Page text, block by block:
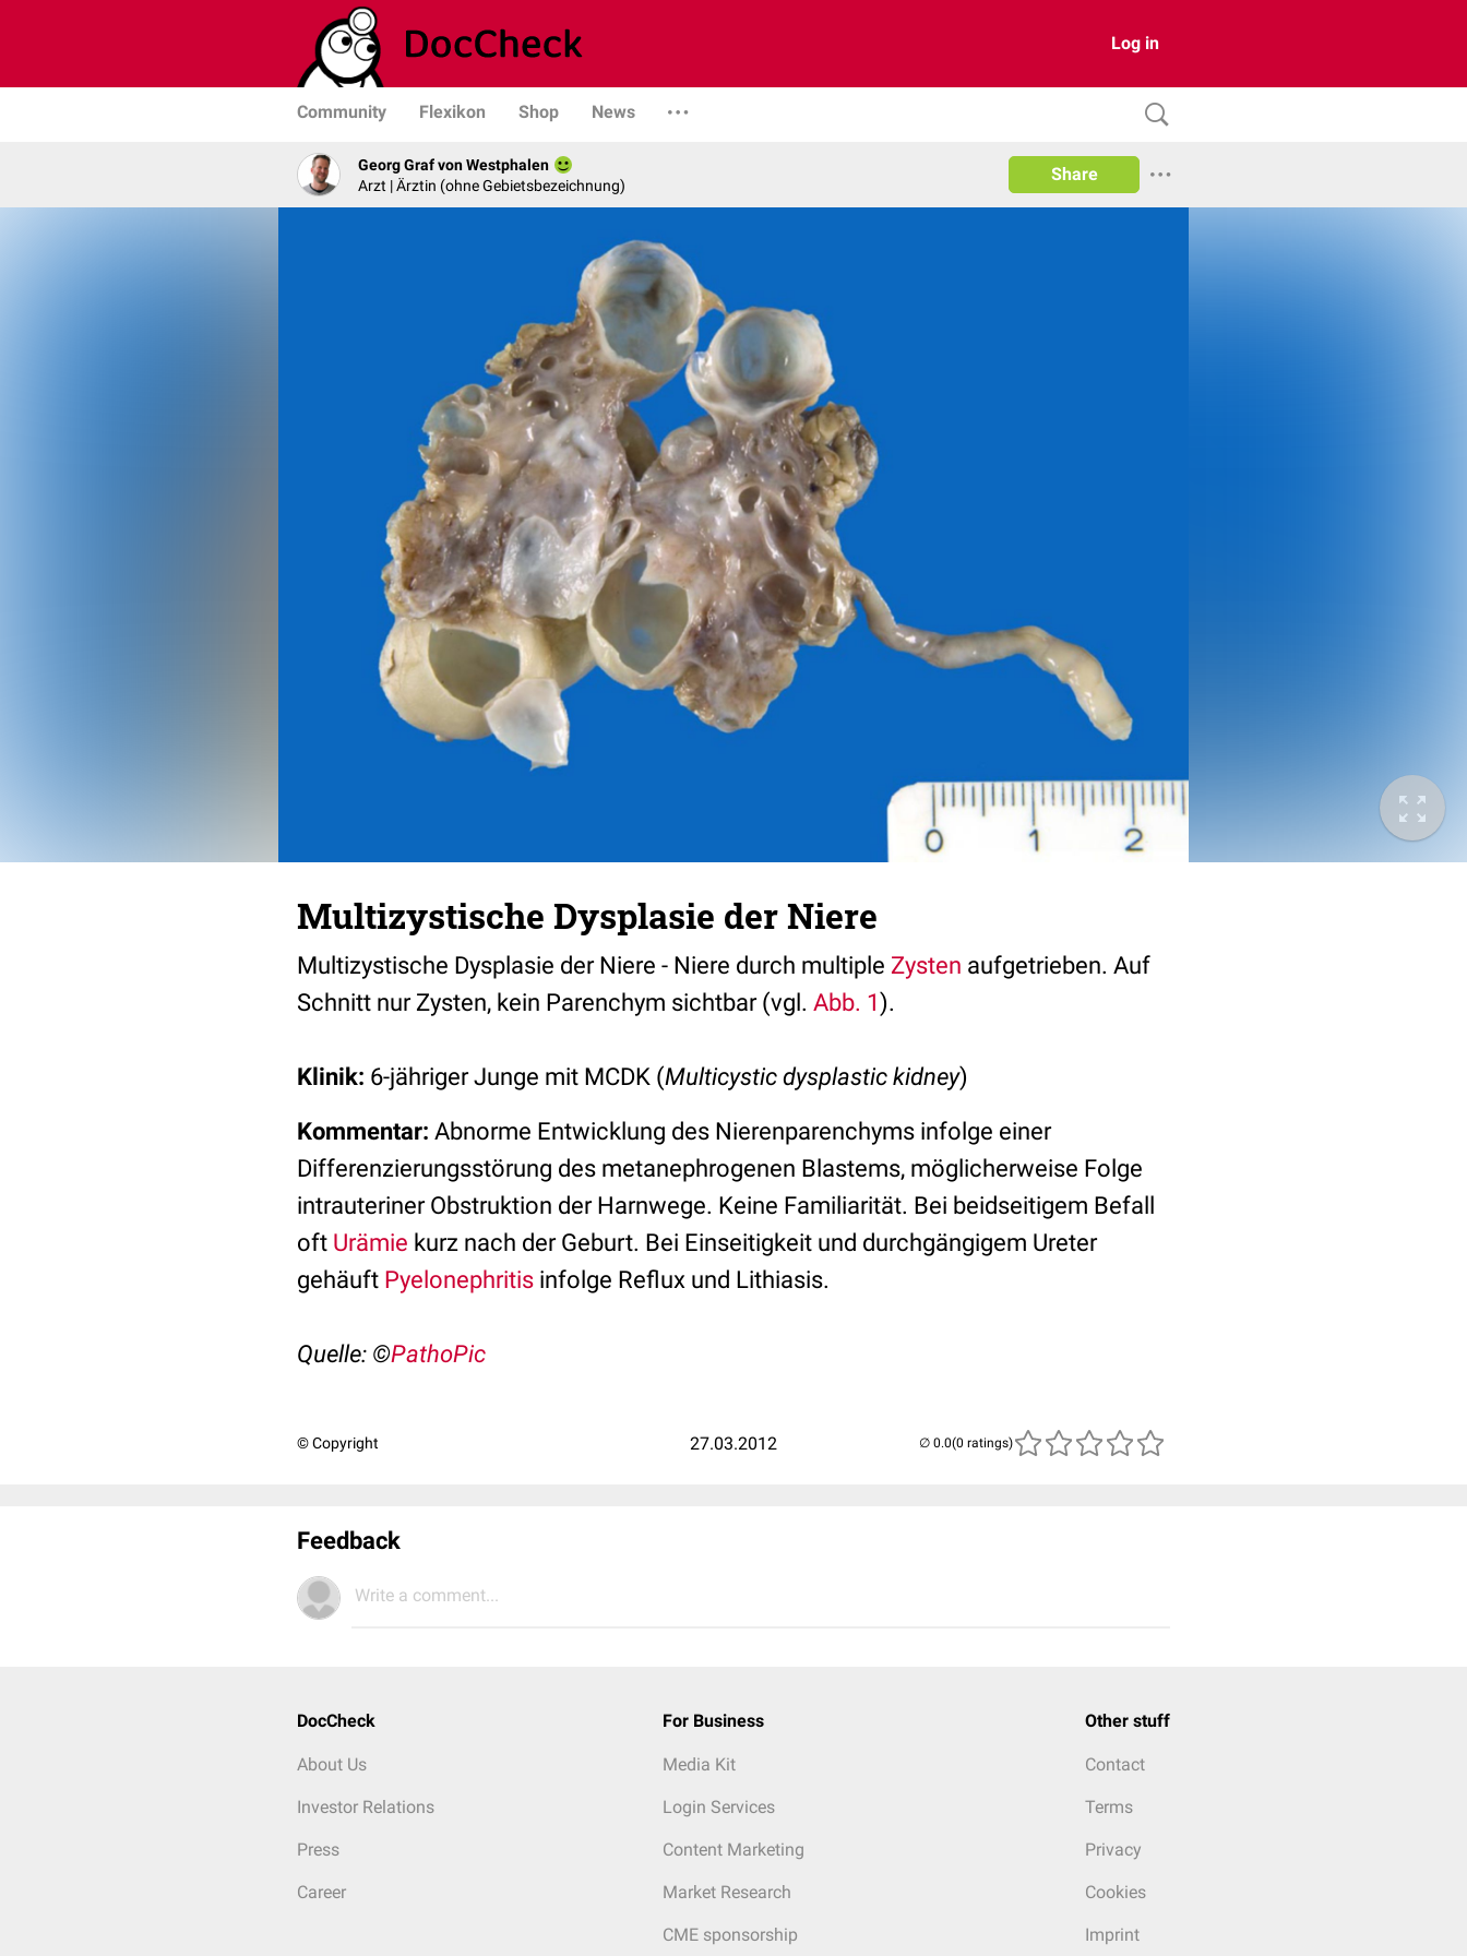
Log in
Community Flexikon Shop News
Georg Graf von Westphalen
Arzt | Ärztin (ohne Gebietsbezeichnung)
Share
Multizystische Dysplasie der Niere
Multizystische Dysplasie der Niere - Niere durch multiple Zysten aufgetrieben. Auf
Schnitt nur Zysten, kein Parenchym sichtbar (vgl. Abb. 1).
Klinik: 6-jähriger Junge mit MCDK (Multicystic dysplastic kidney)
Kommentar: Abnorme Entwicklung des Nierenparenchyms infolge einer
Differenzierungsstörung des metanephrogenen Blastems, möglicherweise Folge
intrauteriner Obstruktion der Harnwege. Keine Familiarität. Bei beidseitigem Befall
oft Urämie kurz nach der Geburt. Bei Einseitigkeit und durchgängigem Ureter
gehäuft Pyelonephritis infolge Reflux und Lithiasis.
Quelle: ©PathoPic
© Copyright 27.03.2012 (0 ratings)
Feedback
Write a comment...
DocCheck
About Us
Investor Relations
Press
Career
For Business
Media Kit
Login Services
Content Marketing
Market Research
CME sponsorship
Other stuff
Contact
Terms
Privacy
Cookies
Imprint